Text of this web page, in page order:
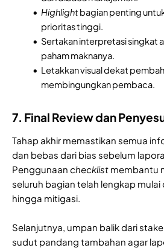
Highlightbagian penting
prioritas tinggi.
Sertakan interpretasi singkat
paham maknanya.
Letakkan visual dekat
membingungkan pembaca.
7. Final Review dan
Tahap akhir memastikan semua
dan bebas dari bias sebelum
Penggunaan checklist membantu
seluruh bagian telah lengkap mulai
hingga mitigasi.
Selanjutnya, umpan balik dari
sudut pandang tambahan agar